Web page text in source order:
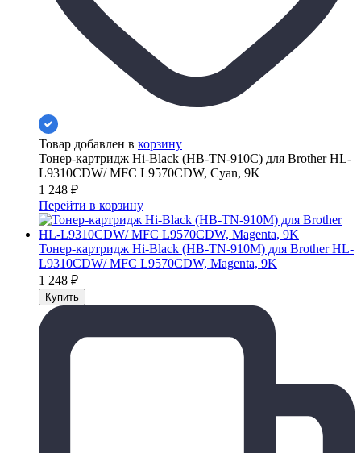
Товар добавлен в корзину
Тонер-картридж Hi-Black (HB-TN-910C) для Brother HL-
L9310CDW/ MFC L9570CDW, Cyan, 9K
1 248 ₽
Перейти в корзину
Тонер-картридж Hi-Black (HB-TN-910M) для Brother HL-
L9310CDW/ MFC L9570CDW, Magenta, 9K
1 248 ₽